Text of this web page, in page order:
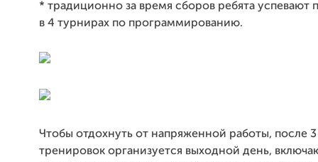
* традиционно за время сборов ребята успевают
в 4 турнирах по программированию.
Чтобы отдохнуть от напряженной работы, после
тренировок организуется выходной день,